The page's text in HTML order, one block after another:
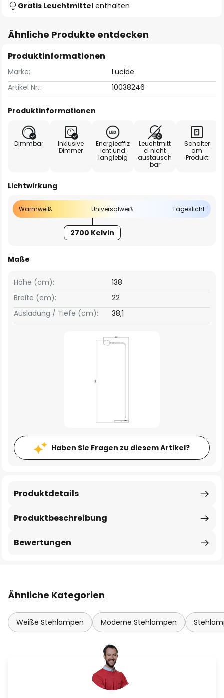
Gratis Leuchtmittel enthalten
Ähnliche Produkte entdecken
Produktinformationen
Marke:
Lucide
Artikel Nr.:
10038246
Produktinformationen
Dimmbar
Inklusive
Dimmer
Energieeffiz
ient und
langlebig
Leuchtmitt
el nicht
austausch
bar
Schalter
am
Produkt
Lichtwirkung
Warmweiß Universalweiß Tageslicht
2700 Kelvin
Maße
Breite (cm): 22
Höhe (cm): 138
Ausladung / Tiefe (cm): 38,1
Haben Sie Fragen zu diesem Artikel?
Produktbeschreibung
Produktdetails
Bewertungen
Ähnliche Kategorien
Weiße Stehlampen Moderne Stehlampen